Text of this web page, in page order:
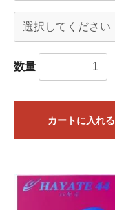
数量
カートに入れる